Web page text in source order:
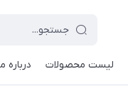
لیست محصولات درباره